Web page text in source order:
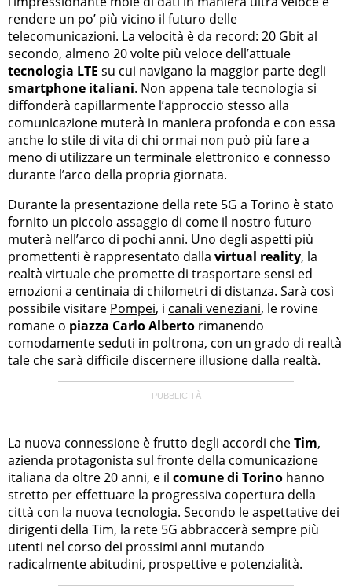
rendere un po’ più vicino il futuro delle
telecomunicazioni. La velocità è da record: 20 Gbit al
secondo, almeno 20 volte più veloce dell’attuale
tecnologia LTE su cui navigano la maggior parte degli
smartphone italiani. Non appena tale tecnologia si
diffonderà capillarmente l’approccio stesso alla
comunicazione muterà in maniera profonda e con essa
anche lo stile di vita di chi ormai non può più fare a
meno di utilizzare un terminale elettronico e connesso
durante l’arco della propria giornata.
Durante la presentazione della rete 5G a Torino è stato
fornito un piccolo assaggio di come il nostro futuro
muterà nell’arco di pochi anni. Uno degli aspetti più
promettenti è rappresentato dalla virtual reality, la
realtà virtuale che promette di trasportare sensi ed
emozioni a centinaia di chilometri di distanza. Sarà così
possibile visitare Pompei, i canali veneziani, le rovine
romane o piazza Carlo Alberto rimanendo
comodamente seduti in poltrona, con un grado di realtà
tale che sarà difficile discernere illusione dalla realtà.
La nuova connessione è frutto degli accordi cheTim,
azienda protagonista sul fronte della comunicazione
italiana da oltre 20 anni, e il comune di Torino hanno
stretto per effettuare la progressiva copertura della
città con la nuova tecnologia. Secondo le aspettative dei
dirigenti della Tim, la rete 5G abbraccerà sempre più
utenti nel corso dei prossimi anni mutando
radicalmente abitudini, prospettive e potenzialità.